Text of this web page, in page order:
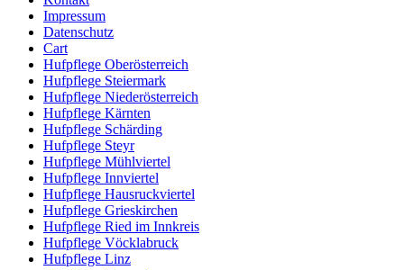
Impressum
Datenschutz
Cart
Hufpflege Oberösterreich
Hufpflege Steiermark
Hufpflege Niederösterreich
Hufpflege Kärnten
Hufpflege Schärding
Hufpflege Steyr
Hufpflege Mühlviertel
Hufpflege Innviertel
Hufpflege Hausruckviertel
Hufpflege Grieskirchen
Hufpflege Ried im Innkreis
Hufpflege Vöcklabruck
Hufpflege Linz